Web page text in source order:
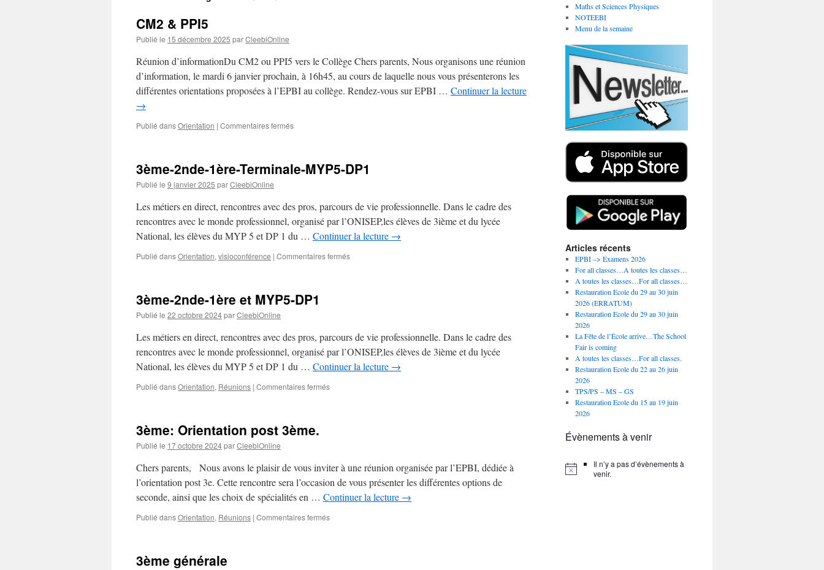
CM2 & PPI5
Publié le 15 décembre 2025 parCleebiOnline
Réunion d’informationDu CM2 ou PPI5 vers le Collège Chers parents, Nous organisons une réunion
d’information, le mardi 6 janvier prochain, à 16h45, au cours de laquelle nous vous présenterons les
différentes orientations proposées à l’EPBI au collège. Rendez-vous sur EPBI … Continuer la lecture
→
Publié dansOrientation | Commentaires ferméssur
3ème-2nde-1ère-Terminale-MYP5-DP1
Publié le 9 janvier 2025 parCleebiOnline
Les métiers en direct, rencontres avec des pros, parcours de vie professionnelle. Dans le cadre des
rencontres avec le monde professionnel, organisé par l’ONISEP,les élèves de 3ième et du lycée
National, les élèves du MYP 5 et DP 1 du … Continuer la lecture →
Publié dansOrientation, visioconférence | Commentaires ferméssur
3ème-2nde-1ère et MYP5-DP1
Publié le 22 octobre 2024parCleebiOnline
Les métiers en direct, rencontres avec des pros, parcours de vie professionnelle. Dans le cadre des
rencontres avec le monde professionnel, organisé par l’ONISEP,les élèves de 3ième et du lycée
National, les élèves du MYP 5 et DP 1 du … Continuer la lecture →
Publié dansOrientation, Réunions | Commentaires ferméssur
3ème: Orientation post 3ème.
Publié le 17 octobre 2024parCleebiOnline
Chers parents, Nous avons le plaisir de vous inviter à une réunion organisée par l’EPBI, dédiée à
l’orientation post 3e. Cette rencontre sera l’occasion de vous présenter les différentes options de
seconde, ainsi que les choix de spécialités en … Continuer la lecture →
Publié dansOrientation, Réunions | Commentaires ferméssur
3ème générale
Maths et Sciences Physiques
NOTEEBI
Menu de la semaine
Articles récents
EPBI –> Examens 2026
For all classes…A toutes les classes…
A toutes les classes…For all classes…
Restauration Ecole du 29 au 30 juin
2026 (ERRATUM)
Restauration Ecole du 29 au 30 juin
2026
La Fête de l’École arrive…The School
Fair is coming
A toutes les classes…For all classes.
Restauration Ecole du 22 au 26 juin
2026
TPS/PS – MS – GS
Restauration Ecole du 15 au 19 juin
2026
Évènements à venir
Il n’y a pas d’évènements à
venir.